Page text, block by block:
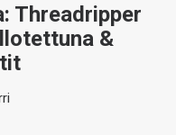
Threadripper
&